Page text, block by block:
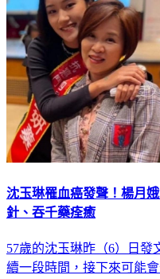
沈玉琳罹血癌發聲！楊月
57歲的沈玉琳昨（6）日發